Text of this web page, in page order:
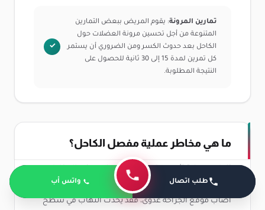
تمارين المرونة: يقوم المريض ببعض التمارين
المتنوعة من أجل تحسين مرونة العضلات حول
الكاحل بعد حدوث الكسر ومن الضروري أن يستمر
كل تمرين لمدة 15 إلى 30 ثانية للحصول على
النتيجة المطلوبة.
ما هي مخاطر عملية مفصل الكاحل؟
تنطوي عملية تثبيت مفصل الكاحل على بعض المخاطر
المحتملة التي يجب على المريض أن يكون على بينة منها، إذا
أصاب موقع الجراحة عدوى، فقد يحدث التهاب في سطح
طلب اتصال واتس أب